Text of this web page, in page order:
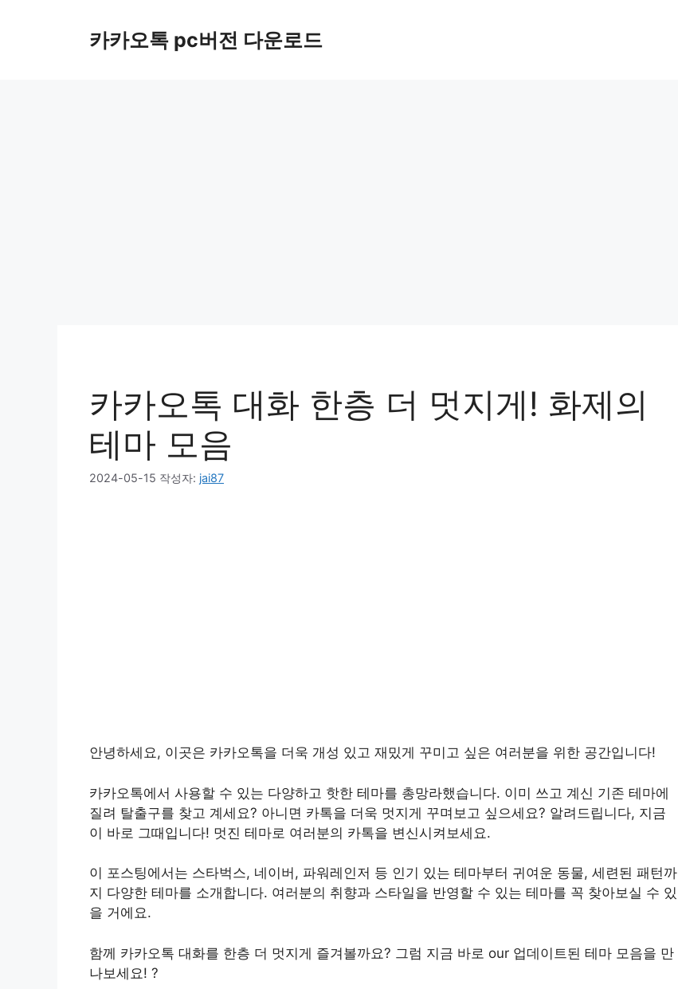
카카오톡 pc버전 다운로드
카카오톡 대화 한층 더 멋지게! 화제의
테마 모음
2024-05-15 작성자: jai87
안녕하세요, 이곳은 카카오톡을 더욱 개성 있고 재밌게 꾸미고 싶은 여러분을 위한 공간입니다!
카카오톡에서 사용할 수 있는 다양하고 핫한 테마를 총망라했습니다. 이미 쓰고 계신 기존 테마에
질려 탈출구를 찾고 계세요? 아니면 카톡을 더욱 멋지게 꾸며보고 싶으세요? 알려드립니다, 지금
이 바로 그때입니다! 멋진 테마로 여러분의 카톡을 변신시켜보세요.
이 포스팅에서는 스타벅스, 네이버, 파워레인저 등 인기 있는 테마부터 귀여운 동물, 세련된 패턴까
지 다양한 테마를 소개합니다. 여러분의 취향과 스타일을 반영할 수 있는 테마를 꼭 찾아보실 수 있
을 거에요.
함께 카카오톡 대화를 한층 더 멋지게 즐겨볼까요? 그럼 지금 바로 our 업데이트된 테마 모음을 만
나보세요! ?